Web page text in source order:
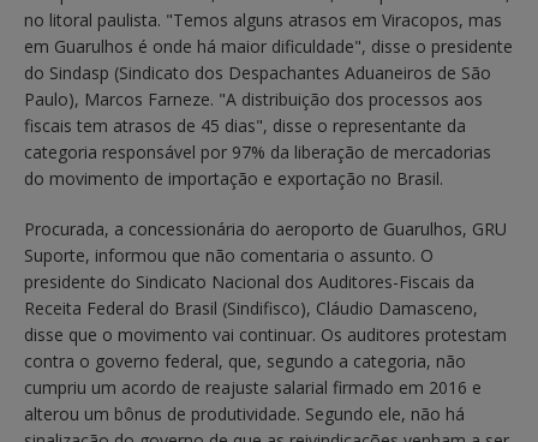
no litoral paulista. "Temos alguns atrasos em Viracopos, mas
em Guarulhos é onde há maior dificuldade", disse o presidente
do Sindasp (Sindicato dos Despachantes Aduaneiros de São
Paulo), Marcos Farneze. "A distribuição dos processos aos
fiscais tem atrasos de 45 dias", disse o representante da
categoria responsável por 97% da liberação de mercadorias
do movimento de importação e exportação no Brasil.
Procurada, a concessionária do aeroporto de Guarulhos, GRU
Suporte, informou que não comentaria o assunto. O
presidente do Sindicato Nacional dos Auditores-Fiscais da
Receita Federal do Brasil (Sindifisco), Cláudio Damasceno,
disse que o movimento vai continuar. Os auditores protestam
contra o governo federal, que, segundo a categoria, não
cumpriu um acordo de reajuste salarial firmado em 2016 e
alterou um bônus de produtividade. Segundo ele, não há